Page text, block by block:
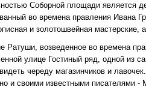
Соборной площади является
во времена правления Ивана
и золотошвейная мастерские,
Ратуши, возведенное во времена
улице Гостиный ряд, одной из
череду магазинчиков и
и своими известными писателями -